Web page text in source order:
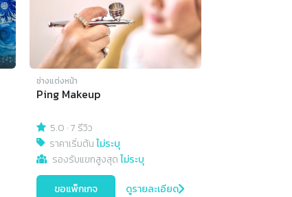
ช่างแต่งหน้า
Ping Makeup
5.0 ·7 รีวิว
ราคาเริ่มต้นไม่ระบุ
รองรับแขกสูงสุดไม่ระบุ
ขอแพ็กเกจ ดูรายละเอียด